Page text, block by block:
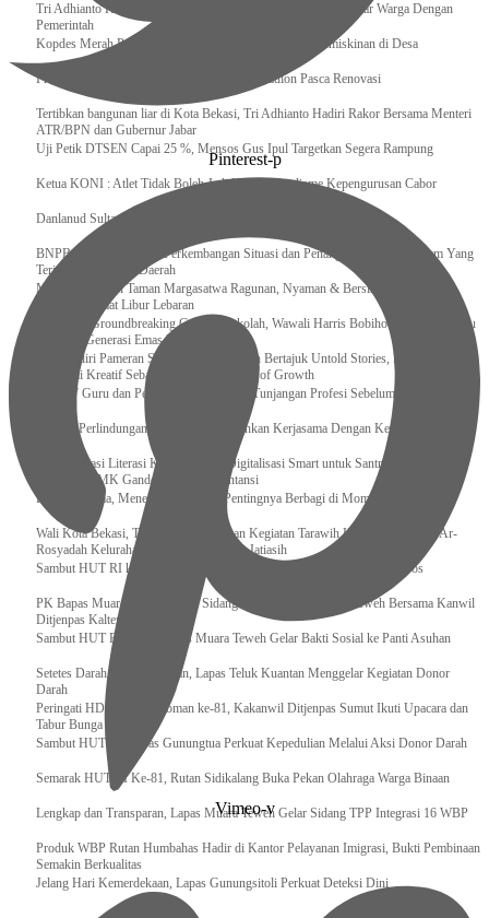
Tri Adhianto Katakan : Tarling Sebagai Sarana Komunikasi Antar Warga Dengan
Pemerintah
Kopdes Merah Putih Instrumen Penting Pengentasan Kemiskinan di Desa
Presiden, Prabowo Subianto Resmikan 17 Stadion Pasca Renovasi
Tertibkan bangunan liar di Kota Bekasi, Tri Adhianto Hadiri Rakor Bersama Menteri
ATR/BPN dan Gubernur Jabar
Uji Petik DTSEN Capai 25 %, Mensos Gus Ipul Targetkan Segera Rampung
Ketua KONI : Atlet Tidak Boleh Jadi Korban Dualisme Kepengurusan Cabor
Danlanud Sultan Hasanuddin Ikuti Exit Meeting Bersama BPK RI
BNPB Terus Memantau Perkembangan Situasi dan Penanganan Bencana Alam Yang
Terjadi di Beberapa Daerah
Menpar Pastikan Taman Margasatwa Ragunan, Nyaman & Bersih di Kunjungi
Wisatawan Saat Libur Lebaran
Resmikan Groundbreaking Gedung Sekolah, Wawali Harris Bobihoe : Tonggak Baru
Ciptakan Generasi Emas Masa Depan
Menghadiri Pameran Seni Meiro Collection Bertajuk Untold Stories, Irene Umar :
Ekonomi Kreatif Sebagai The New Engine of Growth
120.067 Guru dan Pengawas PAI Terima Tunjangan Profesi Sebelum Lebaran
Perkuat Perlindungan KI Kemenkum Sahkan Kerjasama Dengan Kemenbud
Transformasi Literasi Keuangan dan Digitalisasi Smart untuk Santri Produktif
Kemenko PMK Gandeng Beberapa Intansi
Peduli Sesama, Menekraf Tekankan Pentingnya Berbagi di Momen Ramadan
Wali Kota Bekasi, Tri Adhianto Lakukan Kegiatan Tarawih Keliling di Masjid Ar-
Rosyadah Kelurahan Jatirasa Kecamatan Jatiasih
Sambut HUT RI ke-81, Lapas Gunungtua Tebar Kepedulian Lewat Bansos
‎PK Bapas Muara Teweh Hadiri Sidang TPP di Lapas Muara Teweh Bersama Kanwil
Ditjenpas Kalteng
‎Sambut HUT RI ke 81, Bapas Muara Teweh Gelar Bakti Sosial ke Panti Asuhan
Setetes Darah Sejuta Harapan, Lapas Teluk Kuantan Menggelar Kegiatan Donor
Darah
Peringati HDKD Pengayoman ke-81, Kakanwil Ditjenpas Sumut Ikuti Upacara dan
Tabur Bunga di TMP
Sambut HUT RI, Lapas Gunungtua Perkuat Kepedulian Melalui Aksi Donor Darah
Semarak HUT RI Ke-81, Rutan Sidikalang Buka Pekan Olahraga Warga Binaan
Lengkap dan Transparan, Lapas Muara Teweh Gelar Sidang TPP Integrasi 16 WBP
Produk WBP Rutan Humbahas Hadir di Kantor Pelayanan Imigrasi, Bukti Pembinaan
Semakin Berkualitas
Jelang Hari Kemerdekaan, Lapas Gunungsitoli Perkuat Deteksi Dini
Pinterest-p
Vimeo-v